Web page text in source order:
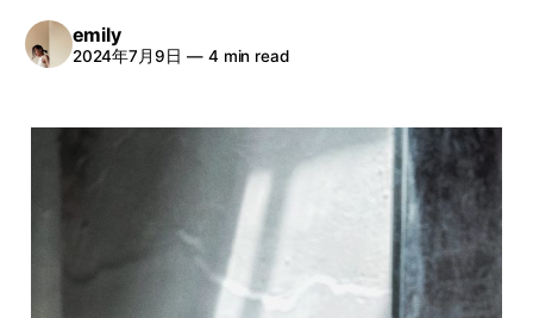
emily
2024年7月9日 —4 min read